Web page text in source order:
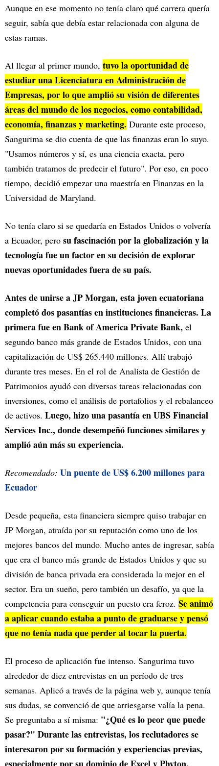
Aunque en ese momento no tenía claro qué carrera quería
seguir, sabía que debía estar relacionada con alguna de
estas ramas.
Al llegar al primer mundo, tuvo la oportunidad de
estudiar una Licenciatura en Administración de
Empresas, por lo que amplió su visión de diferentes
áreas del mundo de los negocios, como contabilidad,
economía, finanzas y marketing. Durante este proceso,
Sangurima se dio cuenta de que las finanzas eran lo suyo.
"Usamos números y sí, es una ciencia exacta, pero
también tratamos de predecir el futuro". Por eso, en poco
tiempo, decidió empezar una maestría en Finanzas en la
Universidad de Maryland.
No tenía claro si se quedaría en Estados Unidos o volvería
a Ecuador, pero su fascinación por la globalización y la
tecnología fue un factor en su decisión de explorar
nuevas oportunidades fuera de su país.
Antes de unirse a JP Morgan, esta joven ecuatoriana
completó dos pasantías en instituciones financieras. La
primera fue en Bank of America Private Bank, el
segundo banco más grande de Estados Unidos, con una
capitalización de US$ 265.440 millones. Allí trabajó
durante tres meses. En el rol de Analista de Gestión de
Patrimonios ayudó con diversas tareas relacionadas con
inversiones, como el análisis de portafolios y el rebalanceo
de activos. Luego, hizo una pasantía en UBS Financial
Services Inc., donde desempeñó funciones similares y
amplió aún más su experiencia.
Recomendado: Un puente de US$ 6.200 millones para
Ecuador
Desde pequeña, esta financiera siempre quiso trabajar en
JP Morgan, atraída por su reputación como uno de los
mejores bancos del mundo. Mucho antes de ingresar, sabía
que era el banco más grande de Estados Unidos y que su
división de banca privada era considerada la mejor en el
sector. Era un sueño, pero también un desafío, ya que la
competencia para conseguir un puesto era feroz. Se animó
a aplicar cuando estaba a punto de graduarse y pensó
que no tenía nada que perder al tocar la puerta.
El proceso de aplicación fue intenso. Sangurima tuvo
alrededor de diez entrevistas en un período de tres
semanas. Aplicó a través de la página web y, aunque tenía
sus dudas, se convenció de que arriesgarse valía la pena.
Se preguntaba a sí misma: "¿Qué es lo peor que puede
pasar?" Durante las entrevistas, los reclutadores se
interesaron por su formación y experiencias previas,